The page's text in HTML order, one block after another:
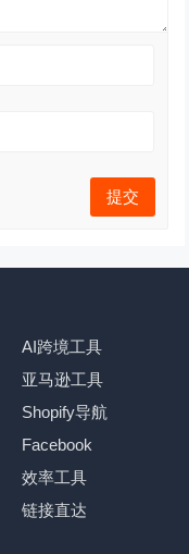
AI跨境工具
亚马逊工具
Shopify导航
Facebook
效率工具
链接直达